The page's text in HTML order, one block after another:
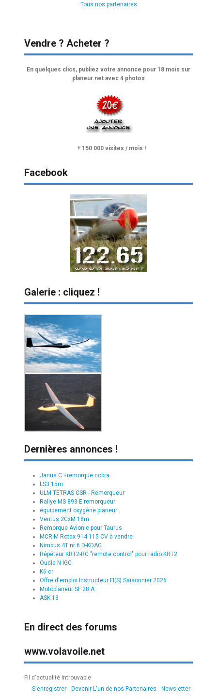
Tous nos partenaires
Vendre ? Acheter ?
En quelques clics, publiez votre annonce pour 18 mois sur
planeur.net avec 4 photos
+ 150 000 visites / mois !
Facebook
Galerie : cliquez !
Dernières annonces !
Janus C +remorque cobra
LS3 15m
ULM TETRAS CSR - Remorqueur
Rallye MS 893 E remorqueur
équipement oxygène planeur .
Ventus 2CxM 18m
Remorque Avionic pour Taurus
MCR-M Rotax 914 115 CV à vendre
Nimbus 4T nr 6 D-KDAG
Répéteur KRT2-RC "remote control" pour radio KRT2
Oudie N IGC
K6 cr
Offre d'emploi Instructeur FI(S) Saisonnier 2026
Motoplaneur SF 28 A
ASK 13
En direct des forums
www.volavoile.net
Fil d'actualité introuvable
S'enregistrer
Devenir L'un de nos Partenaires Newsletter